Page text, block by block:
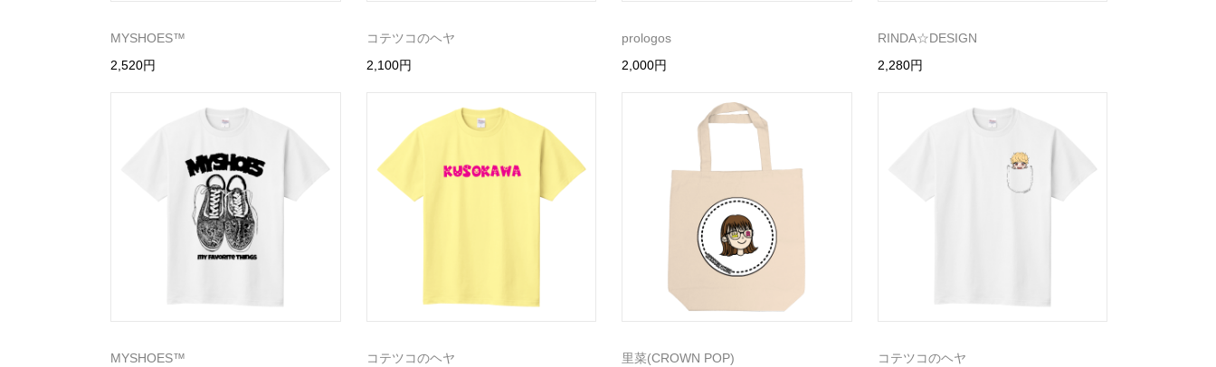
MYSHOES™️
2,520円
コテツコのヘヤ
2,100円
prologos
2,000円
RINDA☆DESIGN
2,280円
MYSHOES™️
コテツコのヘヤ
里菜(CROWN POP)
コテツコのヘヤ